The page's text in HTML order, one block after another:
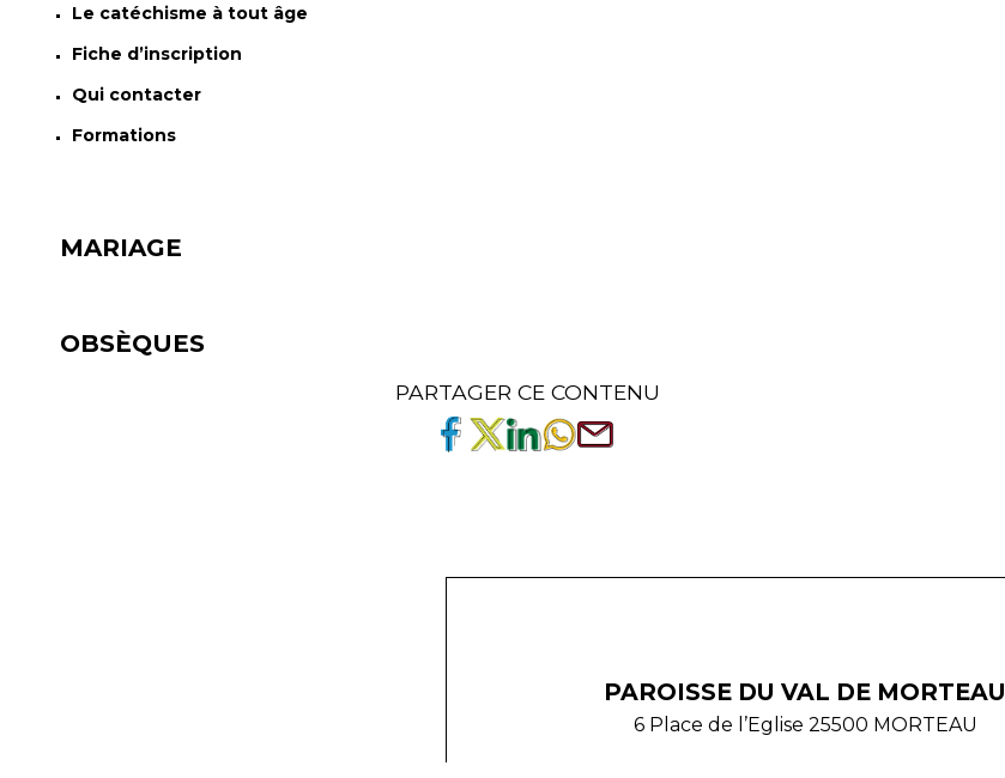
Le catéchisme à tout âge
Fiche d’inscription
Qui contacter
Formations
MARIAGE
OBSÈQUES
PARTAGER CE CONTENU
PAROISSE DU VAL DE MORTEAU
6 Place de l’Eglise 25500 MORTEAU